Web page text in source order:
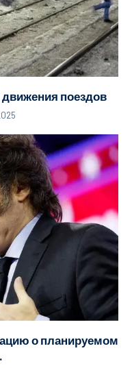
поездов
о планируемом